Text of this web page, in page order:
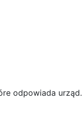
odpowiada urząd.